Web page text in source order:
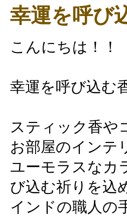
幸運を呼び
こんにちは！！
幸運を呼び込む
スティック香や
お部屋のインテ
ユーモラスなカ
び込む祈りを込
インドの職人の